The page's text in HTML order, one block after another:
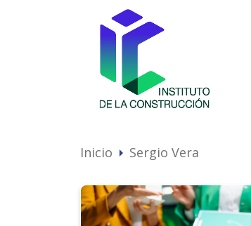
Inicio arrow_right Sergio Vera